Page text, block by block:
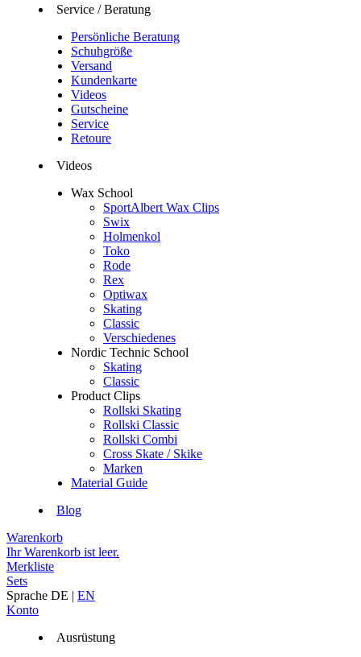
Service / Beratung
Persönliche Beratung
Schuhgröße
Versand
Kundenkarte
Videos
Gutscheine
Service
Retoure
Videos
Wax School
SportAlbert Wax Clips
Swix
Holmenkol
Toko
Rode
Rex
Optiwax
Skating
Classic
Verschiedenes
Nordic Technic School
Skating
Classic
Product Clips
Rollski Skating
Rollski Classic
Rollski Combi
Cross Skate / Skike
Marken
Material Guide
Blog
Warenkorb
Ihr Warenkorb ist leer.
Merkliste
Sets
Sprache DE | EN
Konto
Ausrüstung